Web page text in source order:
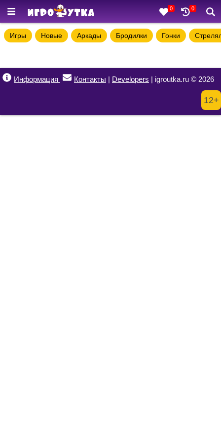
0 0
Игры Новые Аркады Бродилки Гонки
Информация Контакты | Developers | igroutka.ru © 2026
12+